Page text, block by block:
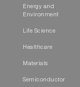
Energy and
Environment
Life Science
Healthcare
Materials
Semiconductor